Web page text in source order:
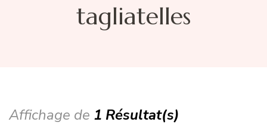
tagliatelles
Affichage de 1 Résultat(s)